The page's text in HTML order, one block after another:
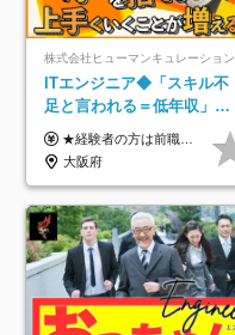
株式会社ヒューマンキュレーション
ITエンジニア◆「スキル不
足と言われる＝低年収」で
はない！｜ 不安を克服し、
年収アップした社員の実例
★経験者の方は前職の年収以上を保証します ★案件単価を開示した上で80％以上を還元します 月給25万円以上＋賞与年2回 ※経験や能力を考慮の上で優遇します ※試用期間が3ヶ月(その間の給与・待遇・雇用形態に変更はありません) ※月給には月20時間分のみなし残業手当(5万円)を含みます(超過分は別途支給) ★残業平均は月10時間以下ですので、毎月10時間分程度はお得です！
大阪府